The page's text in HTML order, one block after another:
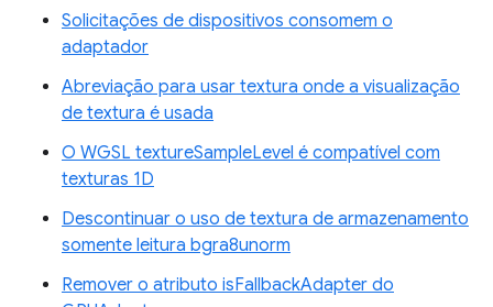
Solicitações de dispositivos consomem o
adaptador
Abreviação para usar textura onde a visualização
de textura é usada
O WGSL textureSampleLevel é compatível com
texturas 1D
Descontinuar o uso de textura de armazenamento
somente leitura bgra8unorm
Remover o atributo isFallbackAdapter do